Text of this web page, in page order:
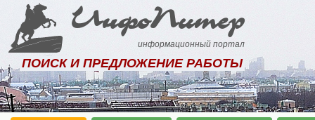
ИнфоПитер
информационный портал
ПОИСК И ПРЕДЛОЖЕНИЕ РАБОТЫ